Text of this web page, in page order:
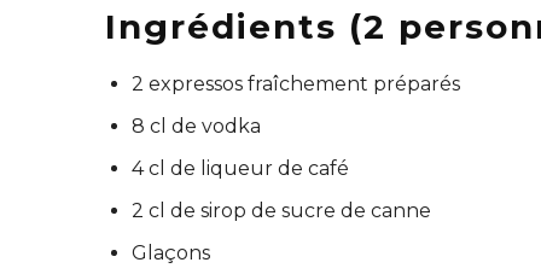
Ingrédients (2
2 expressos fraîchement préparés
8 cl de vodka
4 cl de liqueur de café
2 cl de sirop de sucre de canne
Glaçons